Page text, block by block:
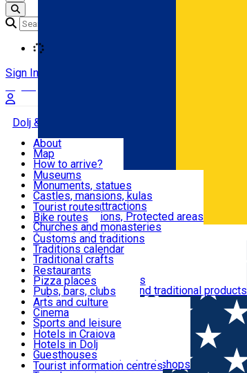
Română
Sign In
Dolj & Craiova
Attractions
Routes
Customs, Traditions
Food & Drinks
Leisure & Fun
Accommodation
Useful
About
Map
How to arrive?
Recommendations
Tourist attractions
News
Museums
Monuments, statues
Castles, mansions, kulas
Architectural attractions
Natural attractions, Protected areas
Churches and monasteries
Archaeological sites
Parks and gardens
Tourist routes
Bike routes
Customs and traditions
Traditions calendar
Traditional crafts
Traditional cuisine
Wineries and vineyards
Local manufacturers and traditional products
Restaurants
Pizza places
Pubs, bars, clubs
Cafes and teahouses
Sweets and ice cream
Fast-food
Arts and culture
Cinema
Sports and leisure
Horse riding
Swimming pools
Zoo
Shopping, souvenirs, bookshops
Hotels in Craiova
Hotels in Dolj
Guesthouses
Villas
Tourist information centres